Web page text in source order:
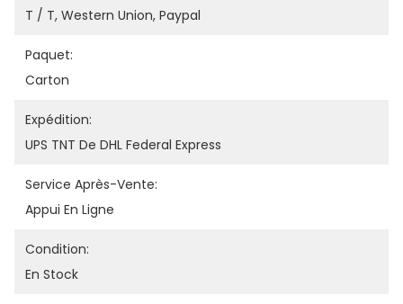
T / T, Western Union, Paypal
Paquet:
Carton
Expédition:
UPS TNT De DHL Federal Express
Service Après-Vente:
Appui En Ligne
Condition:
En Stock